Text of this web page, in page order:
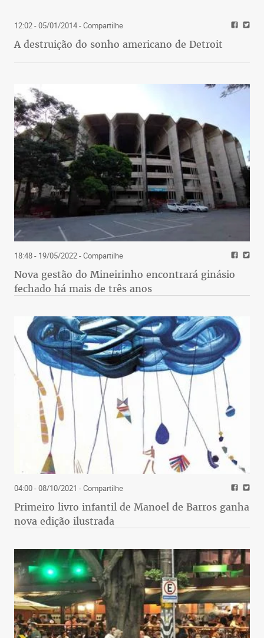
12:02 - 05/01/2014- Compartilhe
A destruição do sonho americano de Detroit
18:48 - 19/05/2022- Compartilhe
Nova gestão do Mineirinho encontrará ginásio
fechado há mais de três anos
04:00 - 08/10/2021 - Compartilhe
Primeiro livro infantil de Manoel de Barros ganha
nova edição ilustrada